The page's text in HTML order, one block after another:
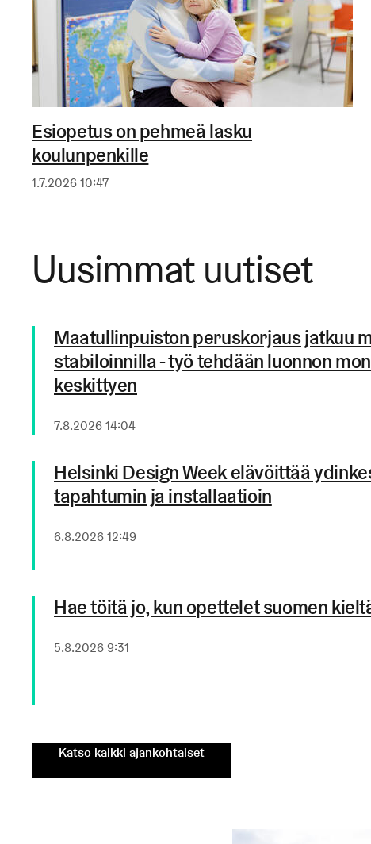
Esiopetus on pehmeä lasku
koulunpenkille
Julkaistu
1.7.2026 10:47
Uusimmat uutiset
Maatullinpuiston peruskorjaus jatkuu
stabiloinnilla - työ tehdään luonnon
keskittyen
Julkaistu
7.8.2026 14:04
Helsinki Design Week elävöittää
tapahtumin ja installaatioin
Julkaistu
6.8.2026 12:49
Hae töitä jo, kun opettelet suomen
Julkaistu
5.8.2026 9:31
Katso kaikki ajankohtaiset